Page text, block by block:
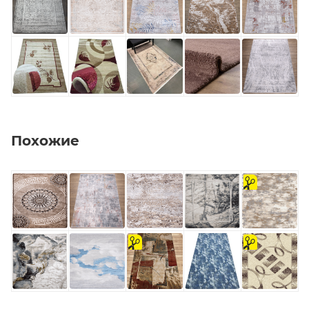
Похожие
на
отрез
на
отрез
на
отрез